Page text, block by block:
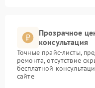
Прозрачное
консультация
Точные прайс-листы,
ремонта, отсутствие
бесплатной
сайте